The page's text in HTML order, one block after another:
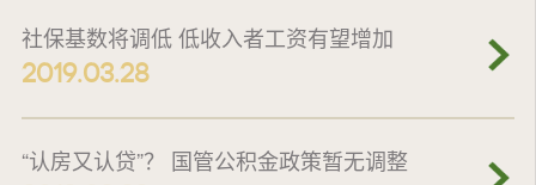
社保基数将调低 低收入者工资有望增加
2019.03.28
“认房又认贷”？ 国管公积金政策暂无调整